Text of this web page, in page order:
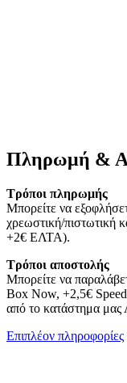
Πληρωμή &
Τρόποι πληρωμής
Μπορείτε να
χρεωστική/πιστωτική
+2€ ΕΛΤΑ).
Τρόποι αποστολής
Μπορείτε να
Box Now, +2,5€
από το κατάστημα
Επιπλέον πληροφορίες